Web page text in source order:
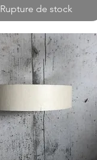
Rupture de stock